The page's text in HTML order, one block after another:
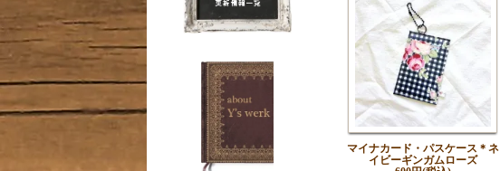
マイナカード・パスケース＊ネ
イビーギンガムローズ